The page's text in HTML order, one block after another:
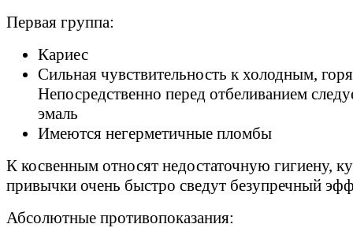
Первая группа:
Кариес
Сильная чувствительность к холодным,
Непосредственно перед отбеливанием
эмаль
Имеются негерметичные пломбы
К косвенным относят недостаточную гигиену,
привычки очень быстро сведут безупречный
Абсолютные противопоказания: